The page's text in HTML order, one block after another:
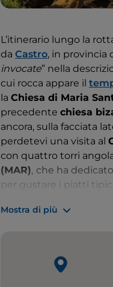
L’itinerario lungo la
da Castro, in provincia
invocate” nella
cui rocca appare il
la Chiesa di Maria
precedente chiesa
ancora, sulla facciata
perdetevi una visita al
con quattro torri
(MAR), che ha
per gustare i piatti
avvistano ilSantuario
L'antica città di Kroton
fu presto un centro
studio della natura
Mostra di più